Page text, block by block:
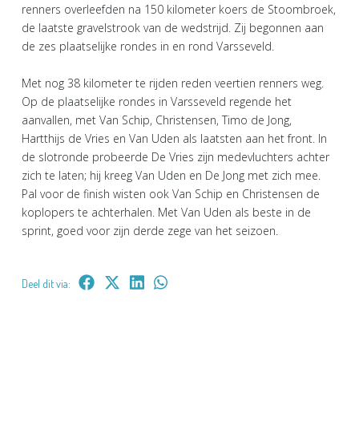
renners overleefden na 150 kilometer koers de Stoombroek,
de laatste gravelstrook van de wedstrijd. Zij begonnen aan
de zes plaatselijke rondes in en rond Varsseveld.
Met nog 38 kilometer te rijden reden veertien renners weg.
Op de plaatselijke rondes in Varsseveld regende het
aanvallen, met Van Schip, Christensen, Timo de Jong,
Hartthijs de Vries en Van Uden als laatsten aan het front. In
de slotronde probeerde De Vries zijn medevluchters achter
zich te laten; hij kreeg Van Uden en De Jong met zich mee.
Pal voor de finish wisten ook Van Schip en Christensen de
koplopers te achterhalen. Met Van Uden als beste in de
sprint, goed voor zijn derde zege van het seizoen.
Deel dit via: